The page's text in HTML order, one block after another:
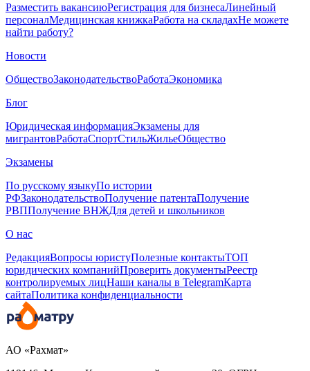
Разместить вакансиюРегистрация для бизнесаЛинейный
персоналМедицинская книжкаРабота на складахНе можете
найти работу?
Новости
ОбществоЗаконодательствоРаботаЭкономика
Блог
Юридическая информацияЭкзамены для
мигрантовРаботаСпортСтильЖильеОбщество
Экзамены
По русскому языкуПо истории
РФЗаконодательствоПолучение патентаПолучение
РВППолучение ВНЖДля детей и школьников
О нас
РедакцияВопросы юристуПолезные контактыТОП
юридических компанийПроверить документыРеестр
контролируемых лицНаши каналы в TelegramКарта
сайтаПолитика конфиденциальности
АО «Рахмат»